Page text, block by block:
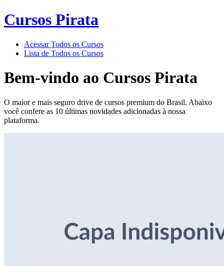
Cursos Pirata
Acessar Todos os Cursos
Lista de Todos os Cursos
Bem-vindo ao Cursos Pirata
O maior e mais seguro drive de cursos premium do Brasil. Abaixo
você confere as 10 últimas novidades adicionadas à nossa
plataforma.